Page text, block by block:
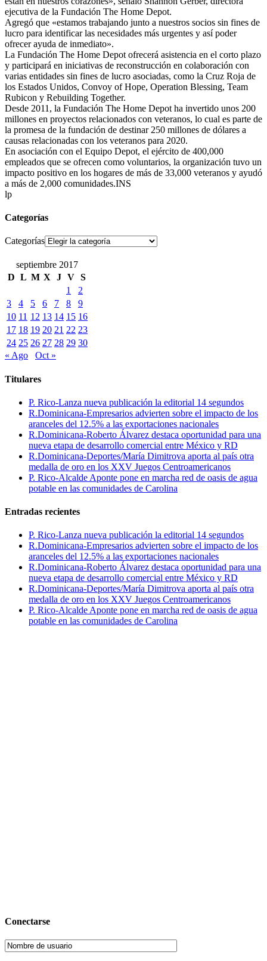
ejecutiva de la Fundación The Home Depot.
Agregó que «estamos trabajando junto a nuestros socios sin fines de
lucro para identificar las necesidades más urgentes y así poder
ofrecer ayuda de inmediato».
La Fundación The Home Depot ofrecerá asistencia en el corto plazo
y participará en iniciativas de reconstrucción en colaboración con
varias entidades sin fines de lucro asociadas, como la Cruz Roja de
los Estados Unidos, Convoy of Hope, Operation Blessing, Team
Rubicon y Rebuilding Together.
Desde 2011, la Fundación The Home Depot ha invertido unos 200
millones en proyectos relacionados con veteranos, lo cual es parte de
la promesa de la fundación de destinar 250 millones de dólares a
causas relacionadas con los veteranos para 2020.
En asociación con el Equipo Depot, el ejército de 400,000
empleados que se ofrecen como voluntarios, la organización tuvo un
impacto positivo en los hogares de más de 33,000 veteranos y ayudó
a más de 2,000 comunidades.INS
lp
Categorías
Categorías
septiembre 2017
D L M X J V S
1
2
3
4 5 6 7 8
9
10 11 12 13 14 15 16
17 18 19 20 21 22 23
24 25 26 27 28 29 30
« Ago
Oct »
Titulares
P. Rico-Lanza nueva publicación la editorial 14 segundos
R.Dominicana-Empresarios advierten sobre el impacto de los
aranceles del 12.5% a las exportaciones nacionales
R.Dominicana-Roberto Álvarez destaca oportunidad para una
nueva etapa de desarrollo comercial entre México y RD
R.Dominicana-Deportes/María Dimitrova aporta al país otra
medalla de oro en los XXV Juegos Centroamericanos
P. Rico-Alcalde Aponte pone en marcha red de oasis de agua
potable en las comunidades de Carolina
Entradas recientes
P. Rico-Lanza nueva publicación la editorial 14 segundos
R.Dominicana-Empresarios advierten sobre el impacto de los
aranceles del 12.5% a las exportaciones nacionales
R.Dominicana-Roberto Álvarez destaca oportunidad para una
nueva etapa de desarrollo comercial entre México y RD
R.Dominicana-Deportes/María Dimitrova aporta al país otra
medalla de oro en los XXV Juegos Centroamericanos
P. Rico-Alcalde Aponte pone en marcha red de oasis de agua
potable en las comunidades de Carolina
Conectarse